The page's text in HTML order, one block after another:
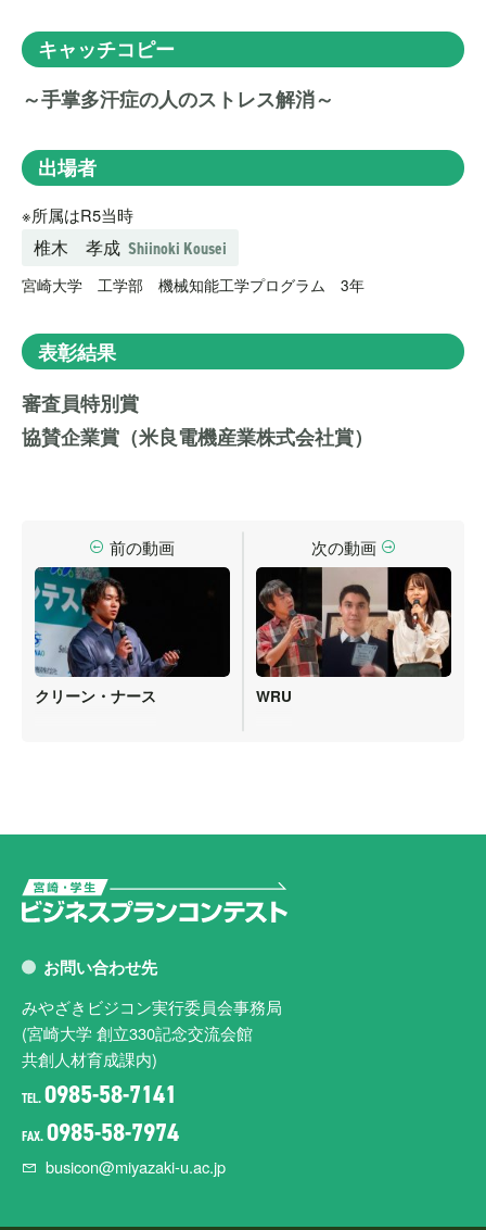
キャッチコピー
～手掌多汗症の人のストレス解消～
出場者
※所属はR5当時
椎木 孝成 Shiinoki Kousei
宮崎大学 工学部 機械知能工学プログラム 3年
表彰結果
審査員特別賞
協賛企業賞（米良電機産業株式会社賞）
前の動画
クリーン・ナース
次の動画
WRU
お問い合わせ先
みやざきビジコン実行委員会事務局
(宮崎大学 創立330記念交流会館
共創人材育成課内)
TEL.0985-58-7141
FAX.0985-58-7974
busicon@miyazaki-u.ac.jp